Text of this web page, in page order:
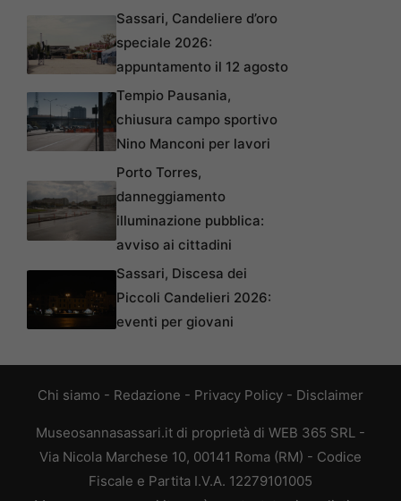
Sassari, Candeliere d’oro
speciale 2026:
appuntamento il 12 agosto
Tempio Pausania,
chiusura campo sportivo
Nino Manconi per lavori
Porto Torres,
danneggiamento
illuminazione pubblica:
avviso ai cittadini
Sassari, Discesa dei
Piccoli Candelieri 2026:
eventi per giovani
Chi siamo - Redazione - Privacy Policy - Disclaimer
Museosannasassari.it di proprietà di WEB 365 SRL -
Via Nicola Marchese 10, 00141 Roma (RM) - Codice
Fiscale e Partita I.V.A. 12279101005